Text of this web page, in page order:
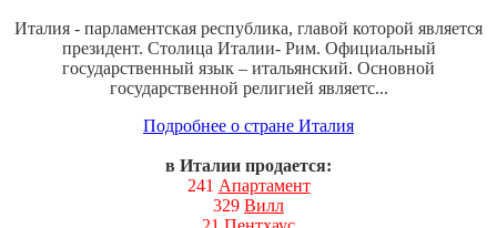
Италия - парламентская республика, главой которой является
президент. Столица Италии- Рим. Официальный
государственный язык – итальянский. Основной
государственной религией являетс...
Подробнее о стране Италия
в Италии продается:
241 Апартамент
329 Вилл